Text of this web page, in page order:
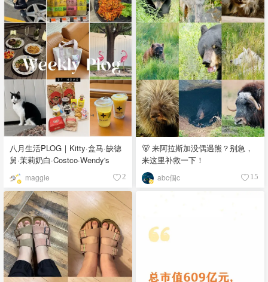
八月生活PLOG｜Kitty·盒马·缺德
舅·茉莉奶白·Costco·Wendy's
maggie 2
🐻 来阿拉斯加没偶遇熊？别急，
来这里补救一下！
abc個c 15